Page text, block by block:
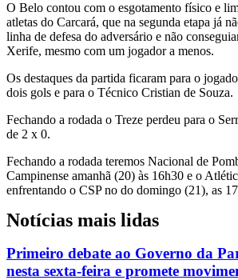
O Belo contou com o esgotamento físico e
atletas do Carcará, que na segunda etapa já
linha de defesa do adversário e não
Xerife, mesmo com um jogador a menos.
Os destaques da partida ficaram para o
dois gols e para o Técnico Cristian de Souza.
Fechando a rodada o Treze perdeu para o
de 2 x 0.
Fechando a rodada teremos Nacional de
Campinense amanhã (20) às 16h30 e o
enfrentando o CSP no do domingo (21), as
Notícias mais lidas
Primeiro debate ao Governo da
nesta sexta-feira e promete